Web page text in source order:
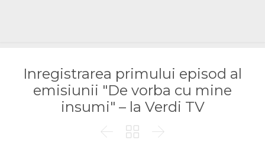
Inregistrarea primului episod al
emisiunii "De vorba cu mine
insumi" – la Verdi TV
  